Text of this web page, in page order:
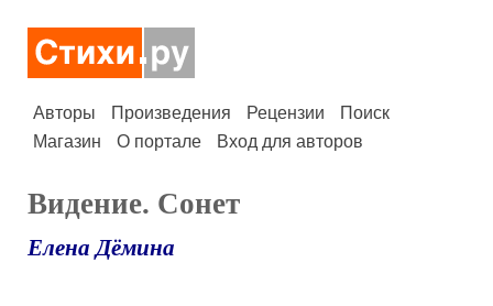
Авторы Произведения Рецензии
Поиск
Магазин
О портале Вход для авторов
Видение. Сонет
Елена Дёмина